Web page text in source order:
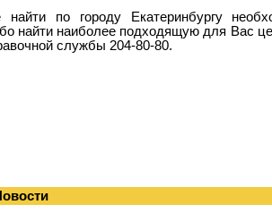
по городу Екатеринбургу
найти наиболее подходящую для Вас
службы 204-80-80.